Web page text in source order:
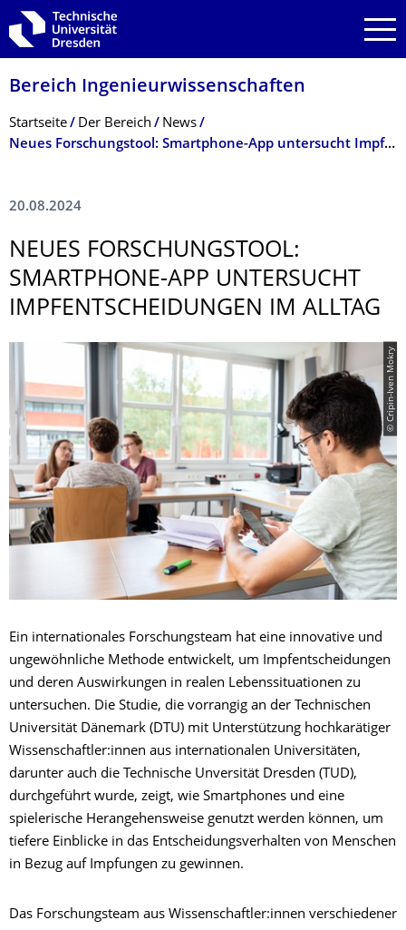
Zur Hauptnavigation springen
Zur Suche springen
Zum Inhalt springen
Bereich Ingenieur­wissen­schaften
Breadcrumb-Menü
Startseite Der Bereich
News
Neues Forschungstool: Smartphone-App untersucht Impfentscheidungen im Alltag
20.08.2024
NEUES FORSCHUNGSTOOL:
SMARTPHONE-APP UNTERSUCHT
IMPFENTSCHEI­DUNGEN IM ALLTAG
© Cripin-Iven Mokry
Ein internationales Forschungsteam hat eine innovative und
ungewöhnliche Methode entwickelt, um Impfentscheidungen
und deren Auswirkungen in realen Lebenssituationen zu
untersuchen. Die Studie, die vorrangig an der Technischen
Universität Dänemark (DTU) mit Unterstützung hochkarätiger
Wissenschaftler:innen aus internationalen Universitäten,
darunter auch die Technische Unversität Dresden (TUD),
durchgeführt wurde, zeigt, wie Smartphones und eine
spielerische Herangehensweise genutzt werden können, um
tiefere Einblicke in das Entscheidungsverhalten von Menschen
in Bezug auf Impfungen zu gewinnen.
Das Forschungsteam aus Wissenschaftler:innen verschiedener